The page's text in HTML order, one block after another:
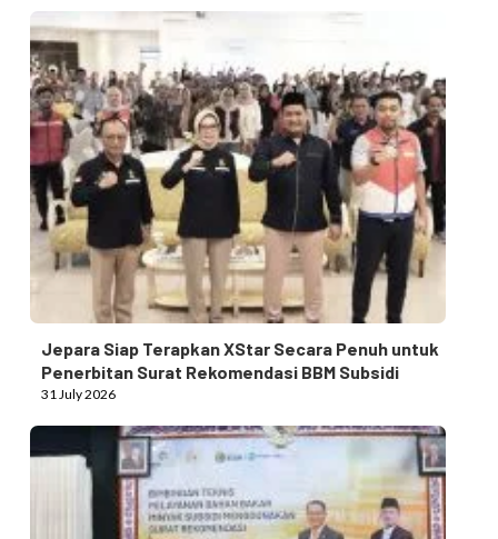
Jepara Siap Terapkan XStar Secara Penuh untuk
Penerbitan Surat Rekomendasi BBM Subsidi
31 July 2026